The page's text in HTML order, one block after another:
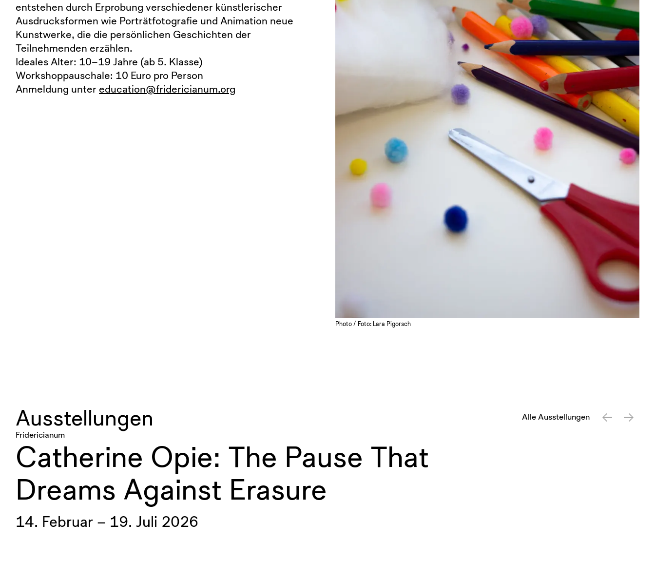
entstehen durch Erprobung verschiedener künstlerischer
Ausdrucksformen wie Porträtfotografie und Animation neue
Kunstwerke, die die persönlichen Geschichten der
Teilnehmenden erzählen.
Ideales Alter: 10–19 Jahre (ab 5. Klasse)
Workshoppauschale: 10 Euro pro Person
Anmeldung unter education@fridericianum.org
Photo / Foto: Lara Pigorsch
Ausstellungen
Alle Ausstellungen
Fridericianum
Catherine Opie: The Pause That
Dreams Against Erasure
14. Februar – 19. Juli 2026